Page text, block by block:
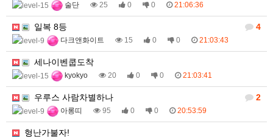
술단 25 0 0 21:06:36
4
일복 8등
다크앤화이트 15 0 0 21:03:43
세나이벤쿱도착
kyokyo 20 0 0 21:03:41
2
우루스 사람차별하나
아롱띠 95 0 0 20:53:59
형난가불자!